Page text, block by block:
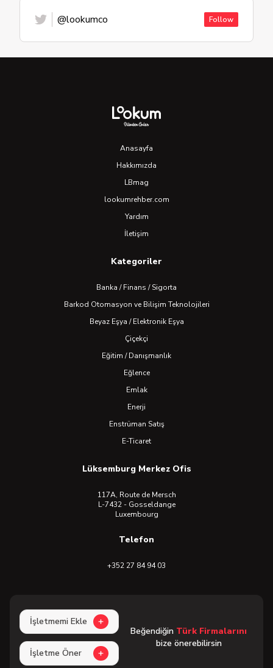
@lookumco Follow
Anasayfa
Hakkımızda
LBmag
lookumrehber.com
Yardım
İletişim
Kategoriler
Banka / Finans / Sigorta
Barkod Otomasyon ve Bilişim Teknolojileri
Beyaz Eşya / Elektronik Eşya
Çiçekçi
Eğitim / Danışmanlık
Eğlence
Emlak
Enerji
Enstrüman Satış
E-Ticaret
Lüksemburg Merkez Ofis
117A, Route de Mersch
L-7432 - Gosseldange
Luxembourg
Telefon
+352 27 84 94 03
İşletmemi Ekle
İşletme Öner
Beğendiğin Türk Firmalarını
bize önerebilirsin